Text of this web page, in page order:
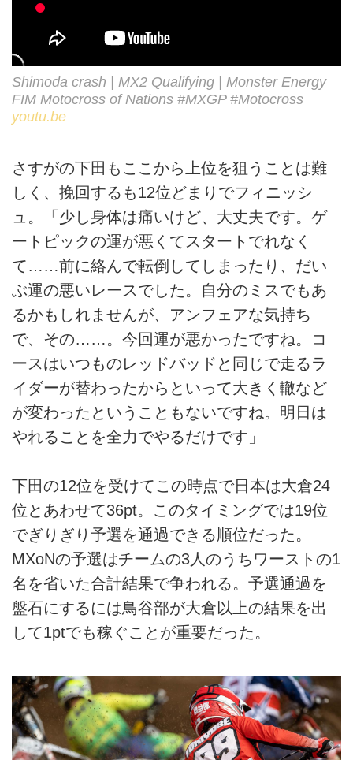
Shimoda crash | MX2 Qualifying | Monster Energy
FIM Motocross of Nations #MXGP #Motocross
youtu.be
さすがの下田もここから上位を狙うことは難
しく、挽回するも12位どまりでフィニッシ
ュ。「少し身体は痛いけど、大丈夫です。ゲ
ートピックの運が悪くてスタートでれなく
て……前に絡んで転倒してしまったり、だい
ぶ運の悪いレースでした。自分のミスでもあ
るかもしれませんが、アンフェアな気持ち
で、その……。今回運が悪かったですね。コ
ースはいつものレッドバッドと同じで走るラ
イダーが替わったからといって大きく轍など
が変わったということもないですね。明日は
やれることを全力でやるだけです」
下田の12位を受けてこの時点で日本は大倉24
位とあわせて36pt。このタイミングでは19位
でぎりぎり予選を通過できる順位だった。
MXoNの予選はチームの3人のうちワーストの1
名を省いた合計結果で争われる。予選通過を
盤石にするには鳥谷部が大倉以上の結果を出
して1ptでも稼ぐことが重要だった。